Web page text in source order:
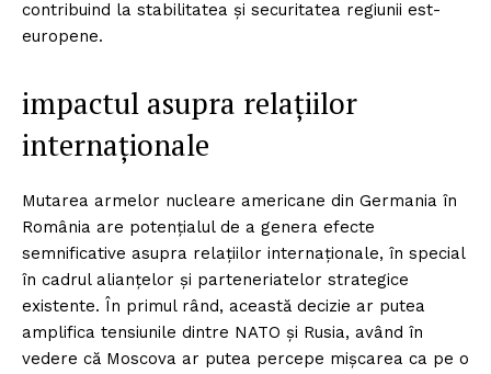
contribuind la stabilitatea și securitatea regiunii est-
europene.
impactul asupra relațiilor
internaționale
Mutarea armelor nucleare americane din Germania în
România are potențialul de a genera efecte
semnificative asupra relațiilor internaționale, în special
în cadrul alianțelor și parteneriatelor strategice
existente. În primul rând, această decizie ar putea
amplifica tensiunile dintre NATO și Rusia, având în
vedere că Moscova ar putea percepe mișcarea ca pe o